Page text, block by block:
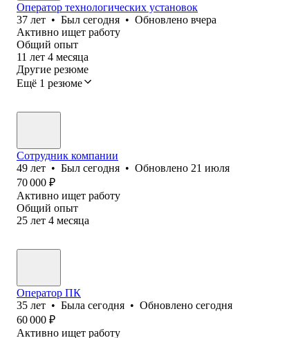
Оператор технологических установок
37 лет • Был сегодня • Обновлено вчера
Активно ищет работу
Общий опыт
11 лет 4 месяца
Другие резюме
Ещё 1 резюме
Сотрудник компании
49 лет • Был сегодня • Обновлено 21 июля
70 000 ₽
Активно ищет работу
Общий опыт
25 лет 4 месяца
Оператор ПК
35 лет • Была сегодня • Обновлено сегодня
60 000 ₽
Активно ищет работу